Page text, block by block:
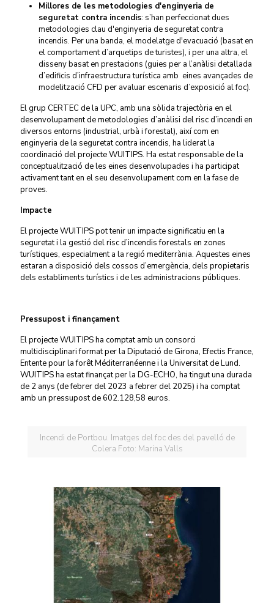
Millores de les metodologies d'enginyeria de
seguretat contra incendis: s’han perfeccionat dues
metodologies clau d'enginyeria de seguretat contra
incendis. Per una banda, el modelatge d'evacuació (basat en
el comportament d’arquetips de turistes), i per una altra, el
disseny basat en prestacions (guies per a l’anàlisi detallada
d’edificis d’infraestructura turística amb eines avançades de
modelització CFD per avaluar escenaris d’exposició al foc).
El grup CERTEC de la UPC, amb una sòlida trajectòria en el
desenvolupament de metodologies d’anàlisi del risc d’incendi en
diversos entorns (industrial, urbà i forestal), així com en
enginyeria de la seguretat contra incendis, ha liderat la
coordinació del projecte WUITIPS. Ha estat responsable de la
conceptualització de les eines desenvolupades i ha participat
activament tant en el seu desenvolupament com en la fase de
proves.
Impacte
El projecte WUITIPS pot tenir un impacte significatiu en la
seguretat i la gestió del risc d’incendis forestals en zones
turístiques, especialment a la regió mediterrània. Aquestes eines
estaran a disposició dels cossos d’emergència, dels propietaris
dels establiments turístics i de les administracions públiques.
Pressupost i finançament
El projecte WUITIPS ha comptat amb un consorci
multidisciplinari format per la Diputació de Girona, Efectis France,
Entente pour la forêt Méditerranéenne i la Universitat de Lund.
WUITIPS ha estat finançat per la DG-ECHO, ha tingut una durada
de 2 anys (de febrer del 2023 a febrer del 2025) i ha comptat
amb un pressupost de 602.128,58 euros.
Incendi de Portbou. Imatges del foc des del pavelló de
Colera Foto: Marina Valls